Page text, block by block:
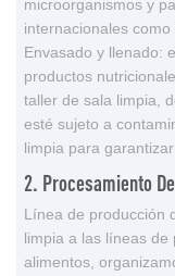
microorganismos y
internacionales como
Envasado y llenado:
productos
taller de sala limpia,
esté sujeto a
limpia para
2. Procesamiento
Línea de producción
limpia a las líneas de
alimentos,